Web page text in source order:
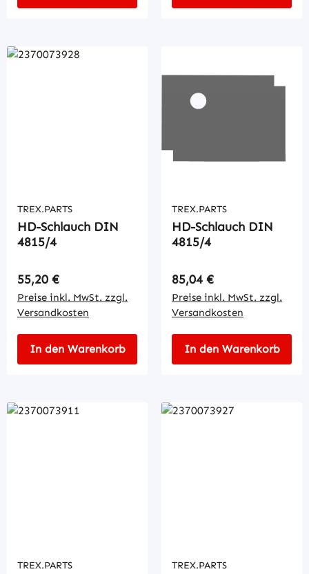
TREX.PARTS
HD-Schlauch DIN
4815/4
Regulärer Preis:
55,20 €
Preise inkl. MwSt. zzgl.
Versandkosten
In den Warenkorb
TREX.PARTS
HD-Schlauch DIN
4815/4
Regulärer Preis:
85,04 €
Preise inkl. MwSt. zzgl.
Versandkosten
In den Warenkorb
TREX.PARTS TREX.PARTS